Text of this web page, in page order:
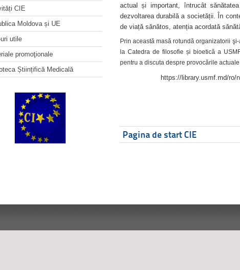
CIE
Moldova și UE
utile
promoţionale
Științifică Medicală
actual și important, întrucât
dezvoltarea durabilă a societății. În
de viață sănătos, atenția acordată
Prin această masă rotundă organizatorii
la Catedra de filosofie și bioetică a
pentru a discuta despre provocările
https://library.usmf.md/ro/
Pagina de start CIE